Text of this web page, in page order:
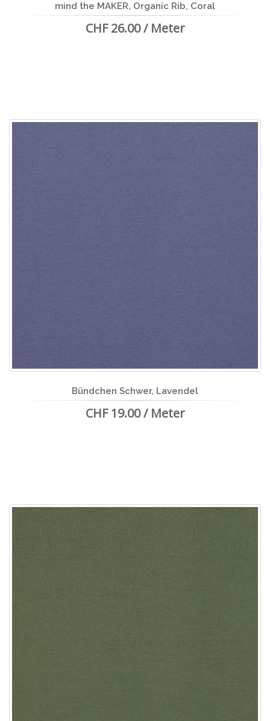
mind the MAKER, Organic Rib, Coral
CHF 26.00 / Meter
Bündchen Schwer, Lavendel
CHF 19.00 / Meter